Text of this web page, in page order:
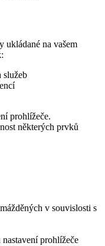
ukládané na vašem
služeb
prohlížeče.
některých prvků
v souvislosti s
prohlížeče